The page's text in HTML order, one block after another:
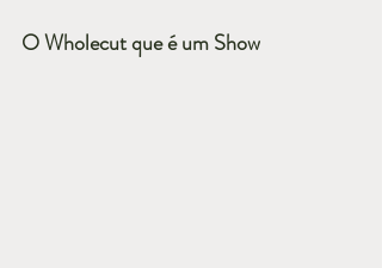
O Wholecut que é um Show